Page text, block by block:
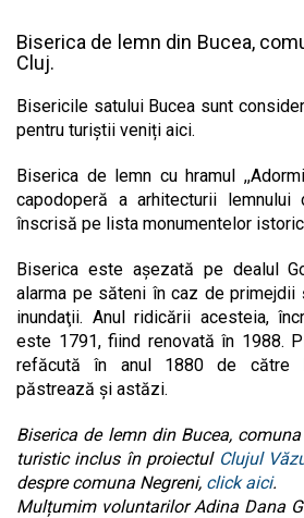
Biserica de lemn din Bucea,
Cluj.
Bisericile satului Bucea sunt
pentru turiștii veniți aici.
Biserica de lemn cu hramul
capodoperă a arhitecturii lemnului
înscrisă pe lista monumentelor
Biserica este aşezată pe dealul
alarma pe săteni în caz de
inundaţii. Anul ridicării acesteia,
este 1791, fiind renovată în 1988.
refăcută în anul 1880 de către
păstrează şi astăzi.
Biserica de lemn din Bucea,
turistic inclus în proiectul Clujul
despre comuna Negreni, click aici.
Mulțumim voluntarilor Adina Dana